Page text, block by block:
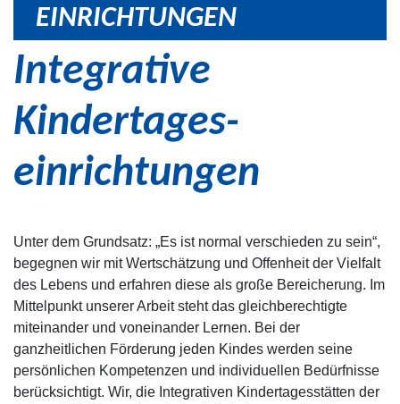
EINRICHTUNGEN
Integrative
Kindertages­
einrichtungen
Unter dem Grundsatz: „Es ist normal verschieden zu sein“,
begegnen wir mit Wertschätzung und Offenheit der Vielfalt
des Lebens und erfahren diese als große Bereicherung. Im
Mittelpunkt unserer Arbeit steht das gleichberechtigte
miteinander und voneinander Lernen. Bei der
ganzheitlichen Förderung jeden Kindes werden seine
persönlichen Kompetenzen und individuellen Bedürfnisse
berücksichtigt. Wir, die Integrativen Kindertagesstätten der